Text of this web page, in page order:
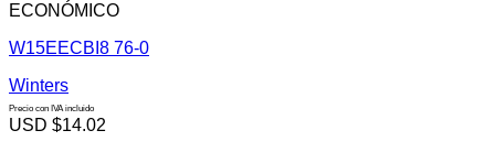
ECONÓMICO
W15EECBI8 76-0
Winters
Precio con IVA incluido
USD $14.02